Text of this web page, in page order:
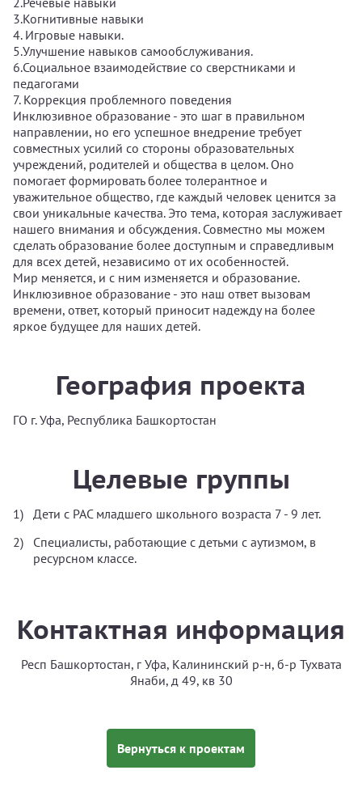
3.Когнитивные навыки
4. Игровые навыки.
5.Улучшение навыков самообслуживания.
6.Социальное взаимодействие со сверстниками и
педагогами
7. Коррекция проблемного поведения
Инклюзивное образование - это шаг в правильном
направлении, но его успешное внедрение требует
совместных усилий со стороны образовательных
учреждений, родителей и общества в целом. Оно
помогает формировать более толерантное и
уважительное общество, где каждый человек ценится за
свои уникальные качества. Это тема, которая заслуживает
нашего внимания и обсуждения. Совместно мы можем
сделать образование более доступным и справедливым
для всех детей, независимо от их особенностей.
Мир меняется, и с ним изменяется и образование.
Инклюзивное образование - это наш ответ вызовам
времени, ответ, который приносит надежду на более
яркое будущее для наших детей.
География проекта
ГО г. Уфа, Республика Башкортостан
Целевые группы
Дети с РАС младшего школьного возраста 7 - 9 лет.
Специалисты, работающие с детьми с аутизмом, в
ресурсном классе.
Контактная информация
Респ Башкортостан, г Уфа, Калининский р-н, б-р Тухвата
Янаби, д 49, кв 30
Вернуться к проектам